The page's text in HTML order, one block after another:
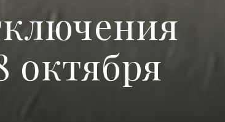
октября